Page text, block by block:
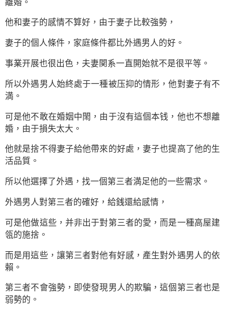
離婚。
他和妻子的感情不算好，由于妻子比較強勢，
妻子的個人條件，家庭條件都比外遇男人的好。
事業开展也很出色，夫妻関系一直開始就不是很平等。
所以外遇男人始終處于一種被压抑的情形，他對妻子有不
満。
可是他不敢在婚姻中閙，由于沒有這個本钱，他也不想離
婚，由于損失太大。
他就是捨不得妻子給他帶來的好處，妻子也提高了他的生
活品質。
所以他選擇了外遇，找一個第三者満足他的一些需求。
外遇男人對第三者的確好，給銭還給感情，
可是他做這些，并非出于對第三者的愛，而是一種高屋建
瓴的施捨。
而是用這些，讓第三者對他有好感，產生對外遇男人的依
賴。
第三者不會強勢，即使發現男人的欺騙，這個第三者也是
弱勢的。